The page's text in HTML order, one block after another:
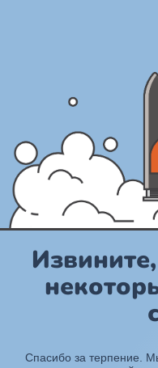
Спасибо за терпение.